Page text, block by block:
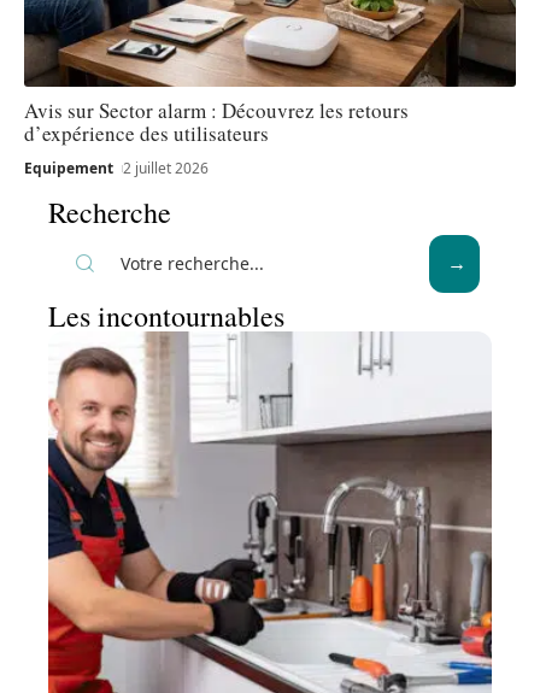
Avis sur Sector alarm : Découvrez les retours
d’expérience des utilisateurs
Equipement 2 juillet 2026
Recherche
Les incontournables